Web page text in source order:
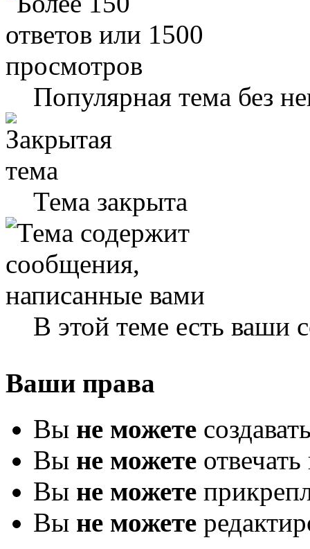
Популярная тема без
Тема закрыта
В этой теме есть ваши
Ваши права
Вы не можете
Вы не можете
Вы не можете
Вы не можете